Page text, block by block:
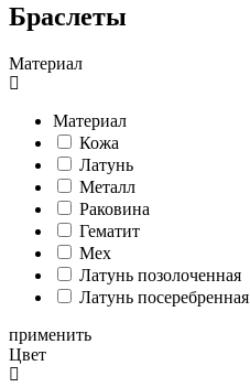
Браслеты
Материал
Материал
Кожа
Латунь
Металл
Раковина
Гематит
Мех
Латунь позолоченная
Латунь посеребренная
применить
Цвет